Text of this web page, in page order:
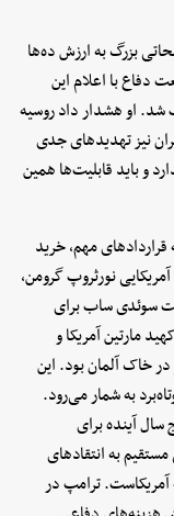
بزرگ به ارزش ده‌ها
دفاع با اعلام این
شد. او هشدار داد روسیه
نیز تهدیدهای جدی
و باید قابلیت‌ها همین
مهم، خرید
نورثروپ گرومن،
سوئدی ساب برای
مارتین آمریکا و
خاک آلمان بود. این
به شمار می‌رود.
دلار در پنج سال آینده برای
به انتقادهای
آمریکاست. ترامپ در